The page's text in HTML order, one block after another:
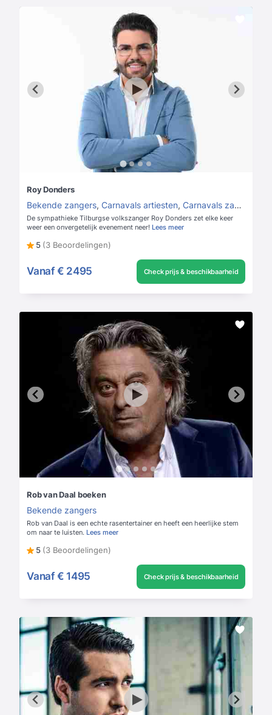
Roy Donders
Bekende zangers, Carnavals artiesten, Carnavals zangers
De sympathieke Tilburgse volkszanger Roy Donders zet elke keer
weer een onvergetelijk evenement neer! Lees meer
5 (3 Beoordelingen)
Vanaf € 2495 Check prijs & beschikbaarheid
Rob van Daal boeken
Bekende zangers
Rob van Daal is een echte rasentertainer en heeft een heerlijke stem
om naar te luisten. Lees meer
5 (3 Beoordelingen)
Vanaf € 1495 Check prijs & beschikbaarheid